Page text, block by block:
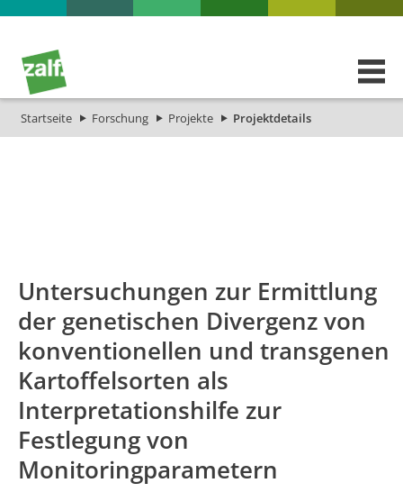
Startseite Forschung Projekte Projektdetails
Untersuchungen zur Ermittlung
der genetischen Divergenz von
konventionellen und transgenen
Kartoffelsorten als
Interpretationshilfe zur
Festlegung von
Monitoringparametern